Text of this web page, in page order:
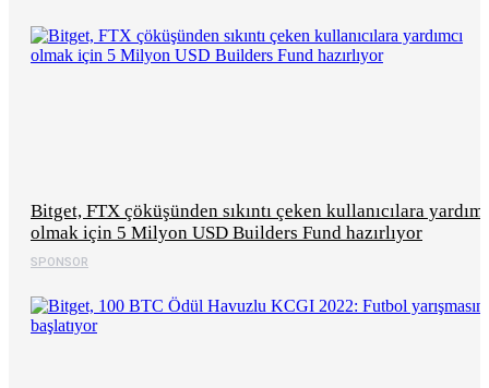
SPONSOR
Bitget, FTX çöküşünden sıkıntı çeken kullanıcılara
olmak için 5 Milyon USD Builders Fund hazırlıyor